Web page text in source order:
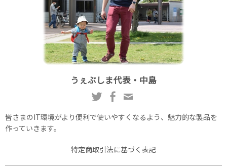
うぇぶしま代表・中島
皆さまのIT環境がより便利で使いやすくなるよう、魅力的な製品を
作っていきます。
特定商取引法に基づく表記